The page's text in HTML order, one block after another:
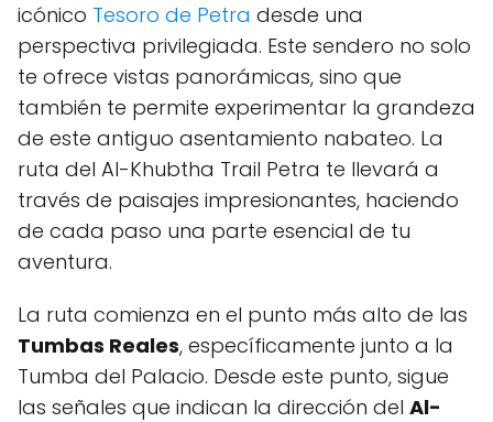
icónico Tesoro de Petra desde una
perspectiva privilegiada. Este sendero no solo
te ofrece vistas panorámicas, sino que
también te permite experimentar la grandeza
de este antiguo asentamiento nabateo. La
ruta del Al-Khubtha Trail Petra te llevará a
través de paisajes impresionantes, haciendo
de cada paso una parte esencial de tu
aventura.
La ruta comienza en el punto más alto de las
Tumbas Reales, específicamente junto a la
Tumba del Palacio. Desde este punto, sigue
las señales que indican la dirección del Al-